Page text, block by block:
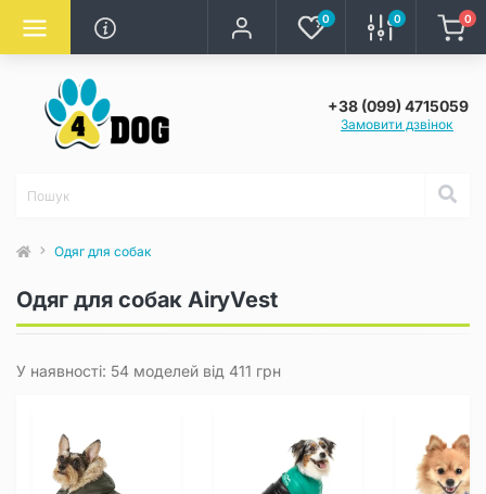
0 0 0
+38 (099) 4715059
Замовити дзвінок
Одяг для собак
Одяг для собак AiryVest
У наявності: 54 моделей від 411 грн